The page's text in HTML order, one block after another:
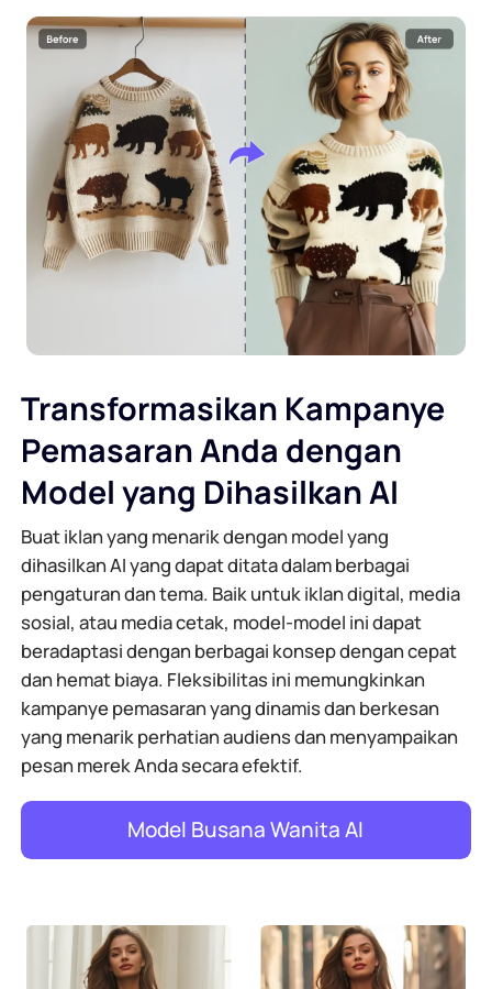
Transformasikan Kampanye
Pemasaran Anda dengan
Model yang Dihasilkan AI
Buat iklan yang menarik dengan model yang
dihasilkan AI yang dapat ditata dalam berbagai
pengaturan dan tema. Baik untuk iklan digital, media
sosial, atau media cetak, model-model ini dapat
beradaptasi dengan berbagai konsep dengan cepat
dan hemat biaya. Fleksibilitas ini memungkinkan
kampanye pemasaran yang dinamis dan berkesan
yang menarik perhatian audiens dan menyampaikan
pesan merek Anda secara efektif.
Model Busana Wanita AI